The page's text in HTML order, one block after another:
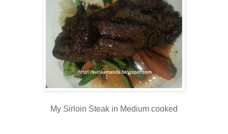
My Sirloin Steak in Medium cooked